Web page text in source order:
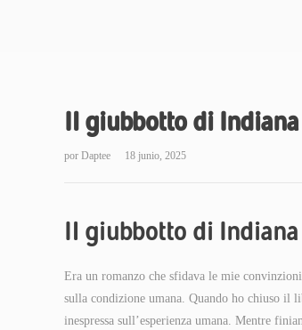
Il giubbotto di
por Daptee 18 junio, 2025
Il giubbotto di Indiana
Era un romanzo che sfidava le mie
sulla condizione umana. Quando ho chiuso il
inespressa sull’esperienza umana. Mentre